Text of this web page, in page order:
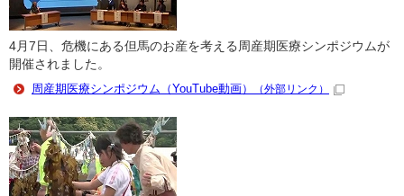
4月7日、危機にある但馬のお産を考える周産期医療シンポジウムが
開催されました。
周産期医療シンポジウム（YouTube動画）
（外部リンク）